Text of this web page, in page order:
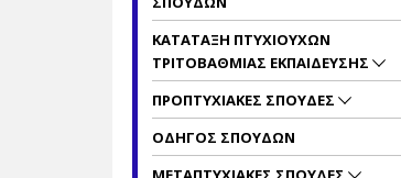
ΚΑΤΑΤΑΞΗ ΠΤΥΧΙΟΥΧΩΝ
ΤΡΙΤΟΒΑΘΜΙΑΣ ΕΚΠΑΙΔΕΥΣΗΣ
ΠΡΟΠΤΥΧΙΑΚΕΣ ΣΠΟΥΔΕΣ
ΟΔΗΓΟΣ ΣΠΟΥΔΩΝ